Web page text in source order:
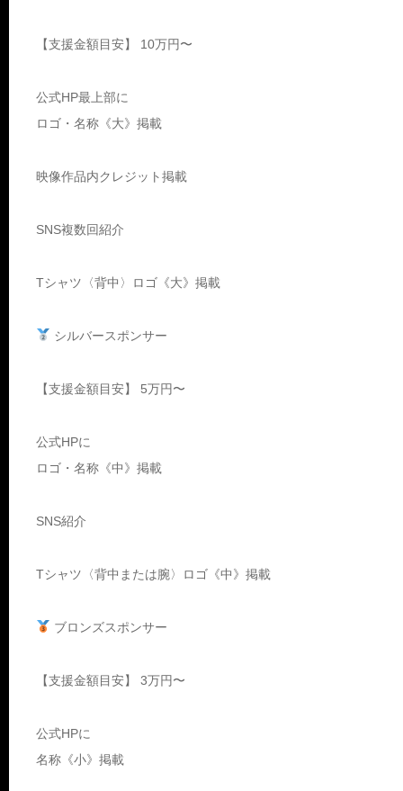
【支援金額目安】 10万円〜
公式HP最上部に
ロゴ・名称《大》掲載
映像作品内クレジット掲載
SNS複数回紹介
Tシャツ〈背中〉ロゴ《大》掲載
シルバースポンサー
【支援金額目安】 5万円〜
公式HPに
ロゴ・名称《中》掲載
SNS紹介
Tシャツ〈背中または腕〉ロゴ《中》掲載
ブロンズスポンサー
【支援金額目安】 3万円〜
公式HPに
名称《小》掲載